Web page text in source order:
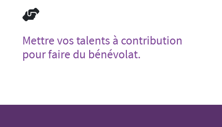
Mettre vos talents à contribution
pour faire du bénévolat.